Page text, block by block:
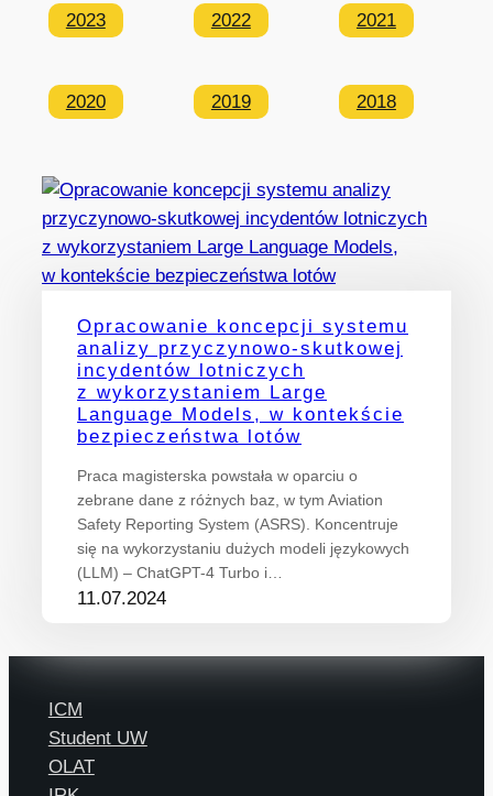
2023 2022 2021
2020 2019 2018
Opracowanie koncepcji systemu
analizy przyczynowo-skutkowej
incydentów lotniczych
z wykorzystaniem Large
Language Models, w kontekście
bezpieczeństwa lotów
Praca magisterska powstała w oparciu o
zebrane dane z różnych baz, w tym Aviation
Safety Reporting System (ASRS). Koncentruje
się na wykorzystaniu dużych modeli językowych
(LLM) – ChatGPT-4 Turbo i…
11.07.2024
ICM
Student UW
OLAT